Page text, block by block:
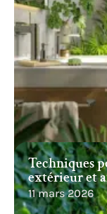
Techniques
extérieur et
11 mars 2026